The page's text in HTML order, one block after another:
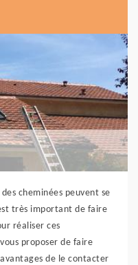
cheminées peuvent se
très important de faire
réaliser ces
proposer de faire
de le contacter